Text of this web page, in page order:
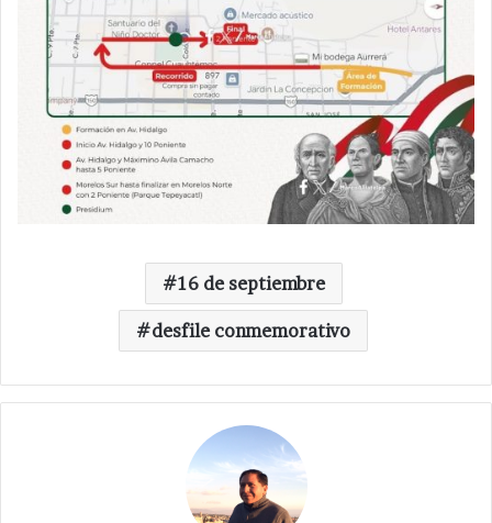
16 de septiembre
desfile conmemorativo